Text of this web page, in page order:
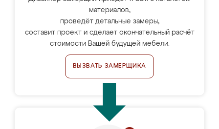
материалов,
проведёт детальные замеры,
составит проект и сделает окончательный расчёт
стоимости Вашей будущей мебели.
ВЫЗВАТЬ ЗАМЕРЩИКА